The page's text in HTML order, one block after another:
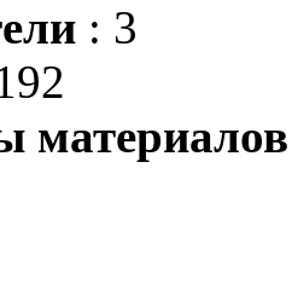
: 3
материалов